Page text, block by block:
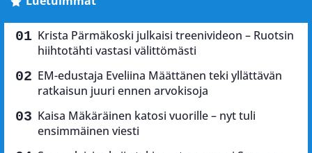
Krista Pärmäkoski julkaisi treenivideon – Ruotsin
hiihtotähti vastasi välittömästi
EM-edustaja Eveliina Määttänen teki yllättävän
ratkaisun juuri ennen arvokisoja
Kaisa Mäkäräinen katosi vuorille – nyt tuli
ensimmäinen viesti